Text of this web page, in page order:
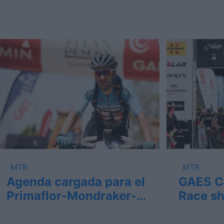
MTB
Agenda cargada para el
Primaflor-Mondraker-
MTB
GAES
Race